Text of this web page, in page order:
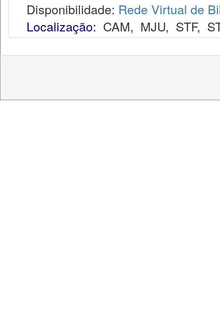
Disponibilidade: Rede Virtual de
Localização: CAM, MJU, STF,